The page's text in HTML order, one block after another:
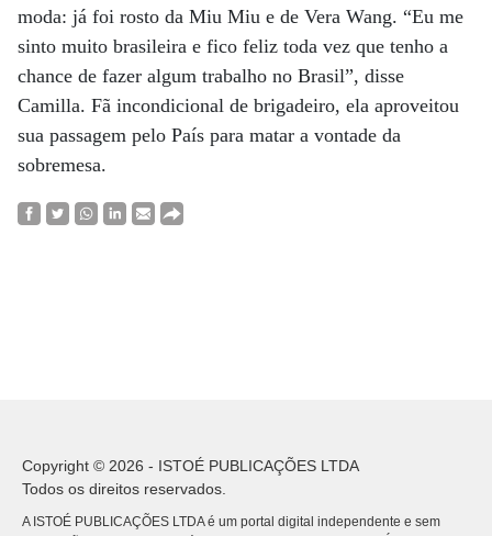
moda: já foi rosto da Miu Miu e de Vera Wang. “Eu me
sinto muito brasileira e fico feliz toda vez que tenho a
chance de fazer algum trabalho no Brasil”, disse
Camilla. Fã incondicional de brigadeiro, ela aproveitou
sua passagem pelo País para matar a vontade da
sobremesa.
Copyright © 2026 - ISTOÉ PUBLICAÇÕES LTDA
Todos os direitos reservados.
A ISTOÉ PUBLICAÇÕES LTDA é um portal digital independente e sem